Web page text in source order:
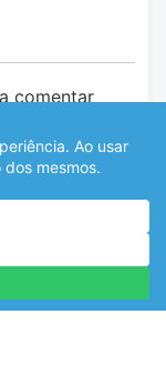
comentar